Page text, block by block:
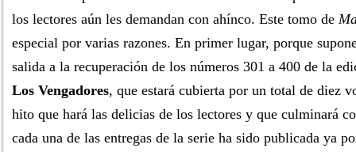
los lectores aún les demandan con ahínco. Este tomo de
especial por varias razones. En primer lugar, porque
salida a la recuperación de los números 301 a 400 de la
Los Vengadores, que estará cubierta por un total de diez
hito que hará las delicias de los lectores y que culminará
cada una de las entregas de la serie ha sido publicada ya